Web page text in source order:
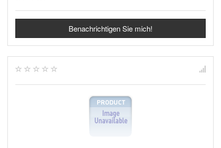
Benachrichtigen Sie mich!